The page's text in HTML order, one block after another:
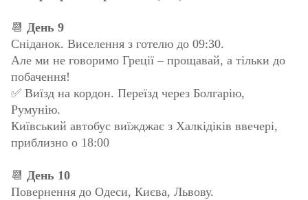
📆 День 9
Сніданок. Виселення з готелю до 09:30.
Але ми не говоримо Греції – прощавай, а тільки до
побачення!
✅ Виїзд на кордон. Переїзд через Болгарію,
Румунію.
Київський автобус виїжджає з Халкідіків ввечері,
приблизно о 18:00
📆 День 10
Повернення до Одеси, Києва, Львову.